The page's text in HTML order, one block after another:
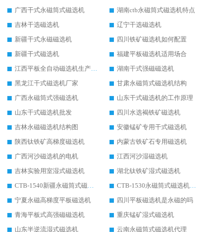
广西干式永磁筒式磁选机
湖南ctb永磁筒式磁选机特点
吉林干选磁选机
辽宁干选磁选机
新疆干式永磁磁选机
四川铁矿磁选机如何配置
新疆干式磁选机
福建平板磁选机适用场合
江西平板全自动磁选机生产厂家
湖南干式强磁磁选机
黑龙江干式磁选机厂家
甘肃永磁筒式磁选机结构
广西永磁筒式强磁选机
山东干式磁选机的工作原理
山东干式磁选机批发
四川水选褐铁矿磁选机
吉林永磁磁选机结构图
安徽锰矿专用干式磁选机
陕西钛铁矿高梯度磁选机
内蒙古铁矿石专用磁选机
广西河沙磁选机的电机
江西河沙湿磁选机
吉林实验用室湿式磁选机
湖北钛铁矿湿式磁选机
CTB-1540新疆永磁筒式磁选机
CTB-1530永磁筒式磁选机代理商
宁夏永磁高梯度平板磁选机
四川平板磁选机是永磁的吗
青海平板式高强磁磁选机
重庆锰矿湿式磁选机
山东半逆流湿式磁选机
云南永磁筒式磁选机代理